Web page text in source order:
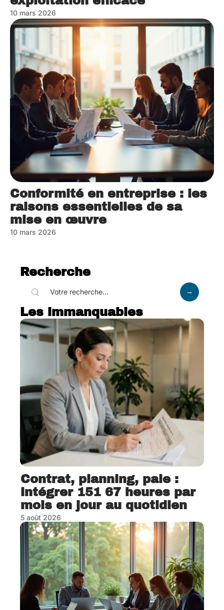
10 mars 2026
Conformité en entreprise : les
raisons essentielles de sa
mise en œuvre
10 mars 2026
Recherche
Les immanquables
Contrat, planning, paie :
intégrer 151 67 heures par
mois en jour au quotidien
5 août 2026